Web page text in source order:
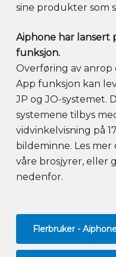
sine produkter som
Aiphone har lansert
funksjon.
Overføring av anrop
App funksjon kan
JP og JO-systemet.
systemene tilbys
vidvinkelvisning på
bildeminne. Les
våre brosjyrer, eller
nedenfor.
Flerbruker -